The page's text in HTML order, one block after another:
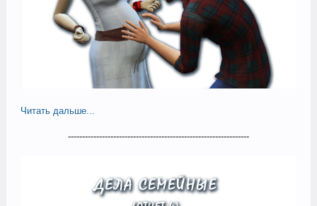
Читать дальше...
----------------------------------------------------------------​